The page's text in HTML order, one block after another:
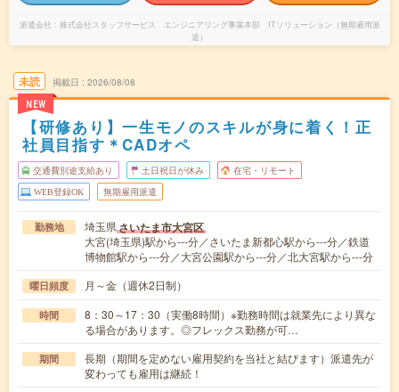
派遣会社
株式会社スタッフサービス エンジニアリング事業本部 ITソリューション（無期雇用派
遣）
未読
NEW
掲載日 2026/08/08
【研修あり】一生モノのスキルが身に着く！正
社員目指す＊CADオペ
交通費別途支給あり 土日祝日が休み 在宅・リモート
WEB登録OK 無期雇用派遣
勤務地 埼玉県さいたま市大宮区
大宮(埼玉県)駅から---分／さいたま新都心駅から---分／鉄道
博物館駅から---分／大宮公園駅から---分／北大宮駅から---分
曜日頻度 月～金（週休2日制）
時間
8：30～17：30（実働8時間）※勤務時間は就業先により異な
る場合があります。◎フレックス勤務が可…
期間
長期（期間を定めない雇用契約を当社と結びます）派遣先が
変わっても雇用は継続！